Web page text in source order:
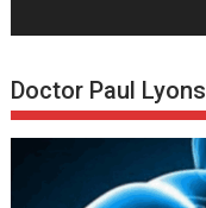
Doctor Paul Lyons